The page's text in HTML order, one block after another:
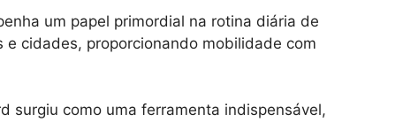
um papel primordial na rotina diária de
cidades, proporcionando mobilidade com
surgiu como uma ferramenta indispensável,